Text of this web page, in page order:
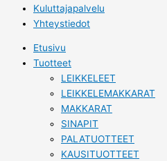
Kuluttajapalvelu
Yhteystiedot
Etusivu
Tuotteet
LEIKKELEET
LEIKKELEMAKKARAT
MAKKARAT
SINAPIT
PALATUOTTEET
KAUSITUOTTEET